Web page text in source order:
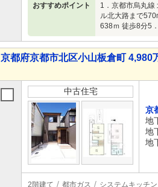
おすすめポイント
1．京都市烏丸線
ル北大路まで
638ｍ 徒歩8分5
京都府京都市北区小山板倉町 4,980
中古住宅
京
地
地
地
2階建て 都市ガス システムキッチン